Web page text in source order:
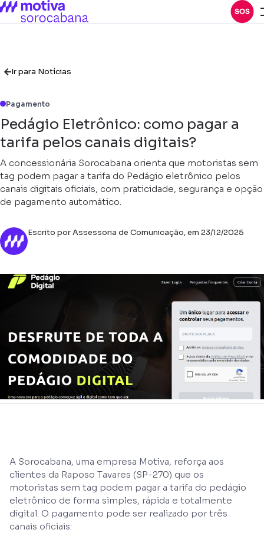
Ir para Notícias
Pagamento
Pedágio Eletrônico: como pagar a
tarifa pelos canais digitais?
A concessionária Sorocabana orienta que motoristas sem
tag podem pagar a tarifa do Pedágio eletrônico pelos
canais digitais oficiais, com praticidade, segurança e opção
de pagamento automático.
Escrito por Assessoria de Comunicação, em 23/12/2025
A Sorocabana, uma empresa Motiva, reforça aos
clientes da Raposo Tavares (SP-270) que os
motoristas sem tag podem pagar a tarifa do pedágio
eletrônico de forma simples, rápida e totalmente
digital. O pagamento pode ser realizado por três
canais oficiais: